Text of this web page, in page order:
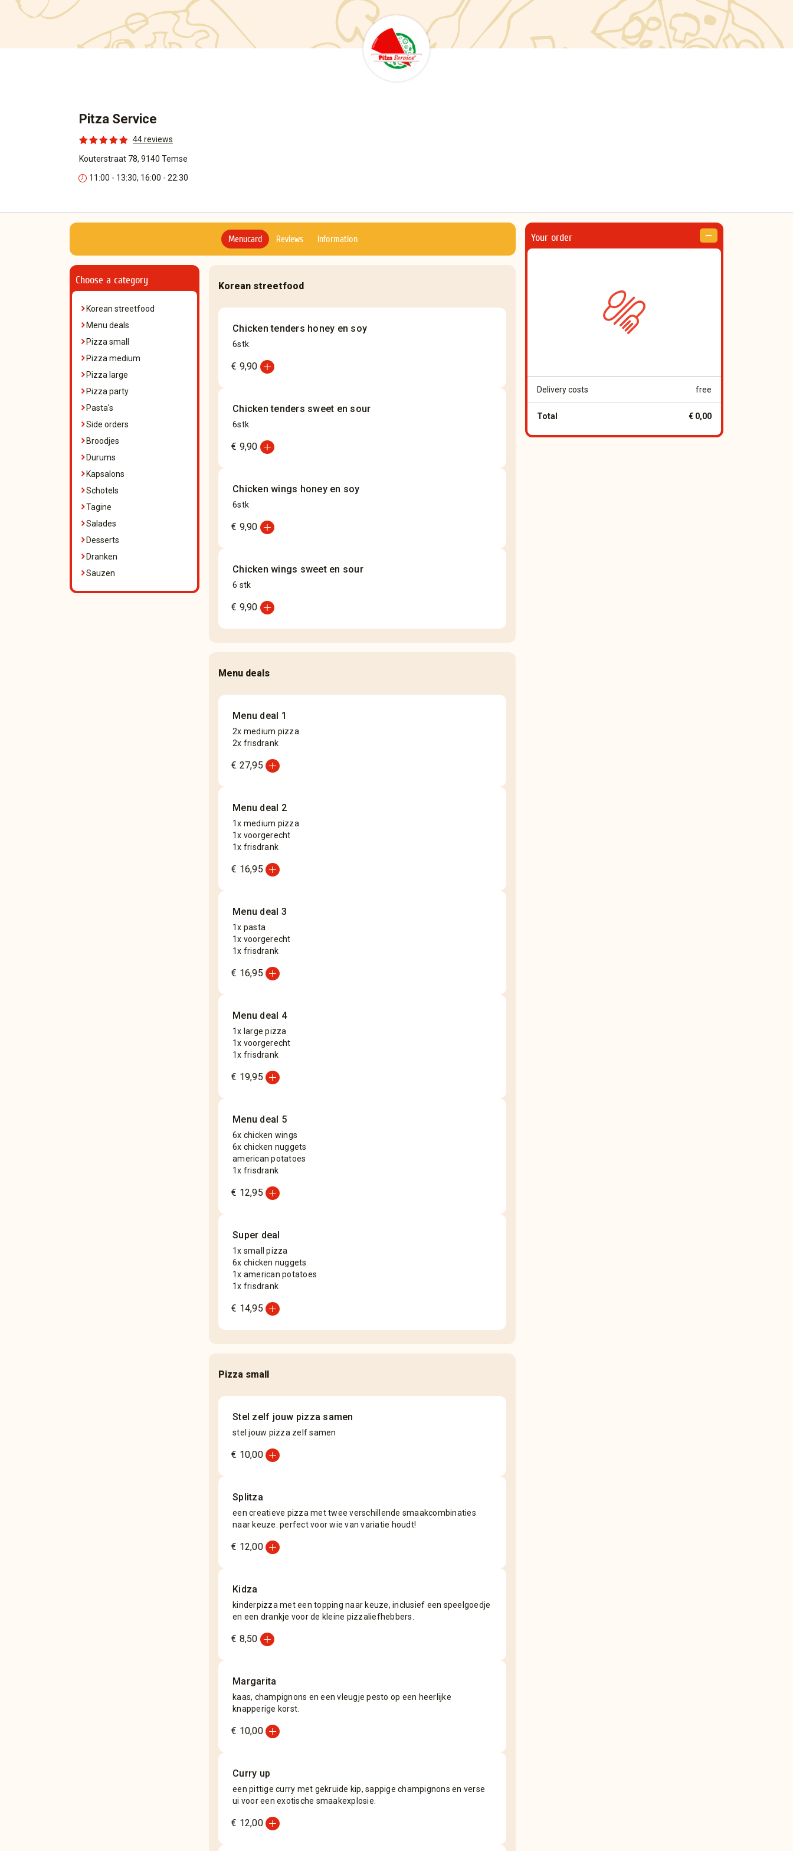
Pitza Service
44 reviews
Kouterstraat 78, 9140 Temse
11:00 - 13:30, 16:00 - 22:30
Your order
Delivery costs free
Total € 0,00
Menucard Reviews Information
Choose a category
Korean streetfood
Menu deals
Pizza small
Pizza medium
Pizza large
Pizza party
Pasta's
Side orders
Broodjes
Durums
Kapsalons
Schotels
Tagine
Salades
Desserts
Dranken
Sauzen
Korean streetfood
Chicken tenders honey en soy
6stk
€ 9,90 add_circle
Chicken tenders sweet en sour
6stk
€ 9,90 add_circle
Chicken wings honey en soy
6stk
€ 9,90 add_circle
Chicken wings sweet en sour
6 stk
€ 9,90 add_circle
Menu deals
Menu deal 1
2x medium pizza
2x frisdrank
€ 27,95 add_circle
Menu deal 2
1x medium pizza
1x voorgerecht
1x frisdrank
€ 16,95 add_circle
Menu deal 3
1x pasta
1x voorgerecht
1x frisdrank
€ 16,95 add_circle
Menu deal 4
1x large pizza
1x voorgerecht
1x frisdrank
€ 19,95 add_circle
Menu deal 5
6x chicken wings
6x chicken nuggets
american potatoes
1x frisdrank
€ 12,95 add_circle
Super deal
1x small pizza
6x chicken nuggets
1x american potatoes
1x frisdrank
€ 14,95 add_circle
Pizza small
Stel zelf jouw pizza samen
stel jouw pizza zelf samen
€ 10,00add_circle
Splitza
een creatieve pizza met twee verschillende smaakcombinaties
naar keuze. perfect voor wie van variatie houdt!
€ 12,00add_circle
Kidza
kinderpizza met een topping naar keuze, inclusief een speelgoedje
en een drankje voor de kleine pizzaliefhebbers.
€ 8,50 add_circle
Margarita
kaas, champignons en een vleugje pesto op een heerlijke
knapperige korst.
€ 10,00add_circle
Curry up
een pittige curry met gekruide kip, sappige champignons en verse
ui voor een exotische smaakexplosie.
€ 12,00add_circle